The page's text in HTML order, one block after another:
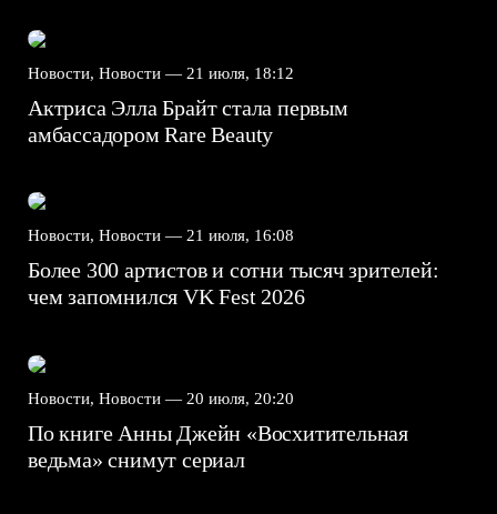
Новости, Новости — 21 июля, 18:12
Актриса Элла Брайт стала первым
амбассадором Rare Beauty
Новости, Новости — 21 июля, 16:08
Более 300 артистов и сотни тысяч зрителей:
чем запомнился VK Fest 2026
Новости, Новости — 20 июля, 20:20
По книге Анны Джейн «Восхитительная
ведьма» снимут сериал